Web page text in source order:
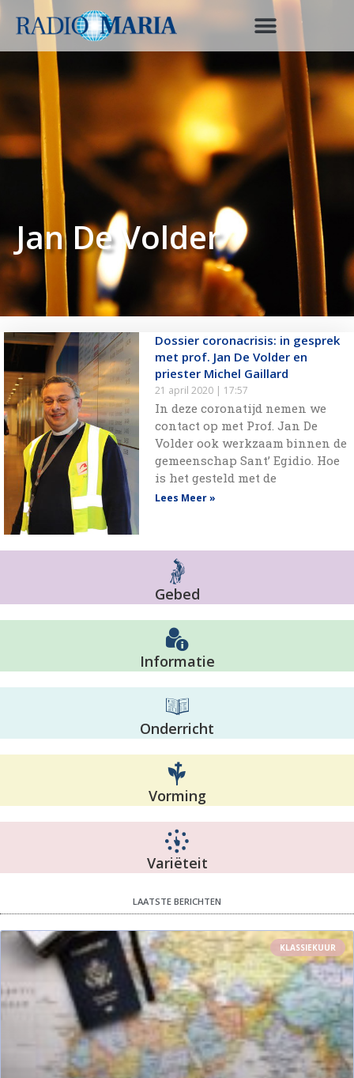
Jan De Volder
Dossier coronacrisis: in gesprek
met prof. Jan De Volder en
priester Michel Gaillard
21 april 2020 17:57
In deze coronatijd nemen we
contact op met Prof. Jan De
Volder ook werkzaam binnen de
gemeenschap Sant’ Egidio. Hoe
is het gesteld met de
Lees Meer »
Gebed
Informatie
Onderricht
Vorming
Variëteit
LAATSTE BERICHTEN
KLASSIEKUUR